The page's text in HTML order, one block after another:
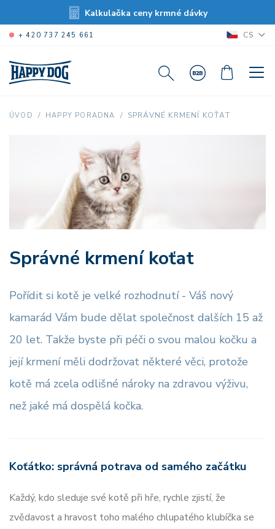
Kalkulačka ceny krmné dávky
+ 420 737 245 661 CS
ÚVOD HAPPY PORADNA SPRÁVNÉ KRMENÍ KOŤAT
Správné krmení koťat
Pořídit si kotě je velké rozhodnutí - Váš nový
kamarád Vám bude dělat společnost dalších 15 až
20 let. Takže byste při péči o svou malou kočku a
její krmení měli dodržovat některé věci, protože
kotě má zcela odlišné nároky na zdravou výživu,
než jaké má dospělá kočka.
Koťátko: správná potrava od samého začátku
Každý, kdo sleduje své kotě při hře, rychle zjistí, že
zvědavost a hravost toho malého chlupatého klubíčka se